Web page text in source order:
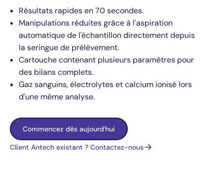
Résultats rapides en 70 secondes.
Manipulations réduites grâce à l'aspiration
automatique de l'échantillon directement depuis
la seringue de prélèvement.
Cartouche contenant plusieurs paramètres pour
des bilans complets.
Gaz sanguins, électrolytes et calcium ionisé lors
d'une même analyse.
Commencez dès aujourd'hui
Client Antech existant ? Contactez-nous